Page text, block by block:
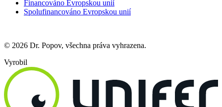
Financováno Evropskou unií
Spolufinancováno Evropskou unií
© 2026 Dr. Popov, všechna práva vyhrazena.
Vyrobil